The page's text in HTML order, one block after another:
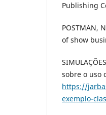
Publishing
POSTMAN,
of show
sobre o uso
https://
exemplo-